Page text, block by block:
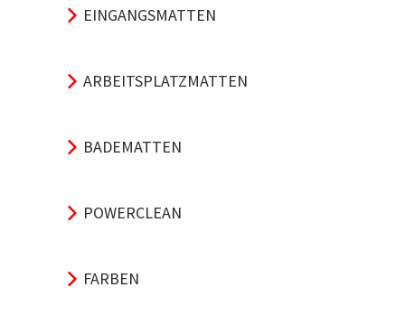
EINGANGSMATTEN
ARBEITSPLATZMATTEN
BADEMATTEN
POWERCLEAN
FARBEN